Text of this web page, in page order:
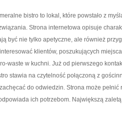
bistro to lokal, które powstało z
Strona internetowa opisuje
być nie tylko apetyczne, ale również
klientów, poszukujących
waste w kuchni. Już od pierwszego
stawia na czytelność połączoną z
do odwiedzin. Strona może
ich potrzebom. Największą